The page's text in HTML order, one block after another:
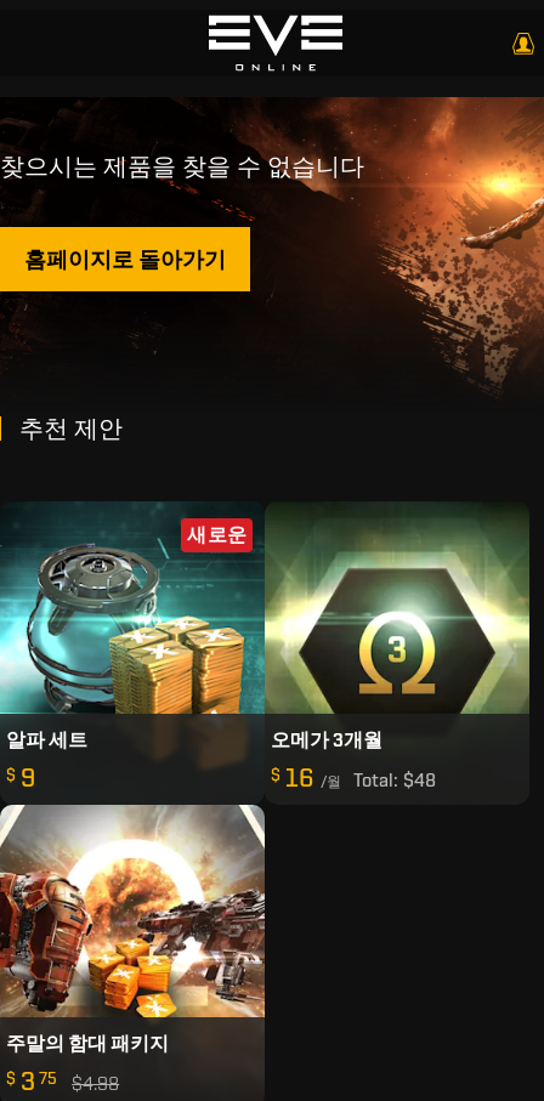
찾으시는 제품을 찾을 수 없습니다
홈페이지로 돌아가기
추천 제안
새로운
알파 세트
$ 9
오메가 3개월
$ 16 /월 Total: $48
주말의 함대 패키지
$ 3 75 $4.98